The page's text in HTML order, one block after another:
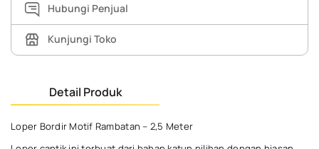
Hubungi Penjual
Kunjungi Toko
Detail Produk
Loper Bordir Motif Rambatan – 2,5 Meter